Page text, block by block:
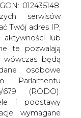
SIĘ 012435148.
serwisów
Twój adres IP,
lub
te pozwalają
wówczas będą
osobowe
Parlamentu
(RODO).
i podstawy
wymagane